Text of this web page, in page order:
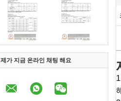
제가 지금 온라인 채팅 해요